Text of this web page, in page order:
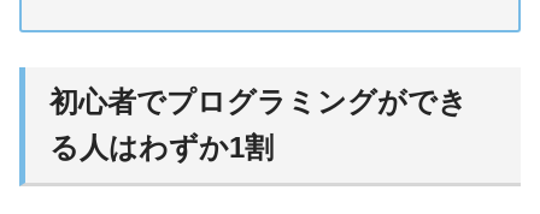
初心者でプログラミングができ
る人はわずか1割